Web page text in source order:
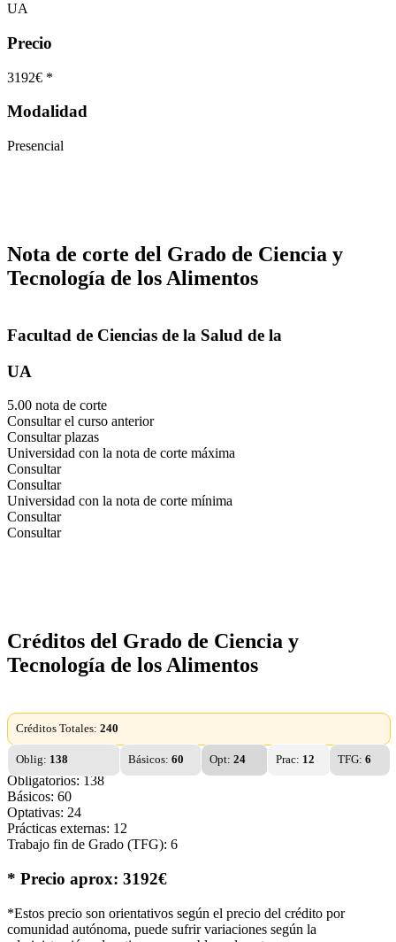
UA
Precio
3192€ *
Modalidad
Presencial
Nota de corte del Grado de Ciencia y
Tecnología de los Alimentos
Facultad de Ciencias de la Salud de la
UA
5.00 nota de corte
Consultar el curso anterior
Consultar plazas
Universidad con la nota de corte máxima
Consultar
Consultar
Universidad con la nota de corte mínima
Consultar
Consultar
Créditos del Grado de Ciencia y
Tecnología de los Alimentos
Créditos Totales: 240
Oblig: 138 Básicos: 60 Opt: 24 Prac: 12 TFG:6
Obligatorios: 138
Básicos: 60
Optativas: 24
Prácticas externas: 12
Trabajo fin de Grado (TFG): 6
* Precio aprox: 3192€
*Estos precio son orientativos según el precio del crédito por
comunidad autónoma, puede sufrir variaciones según la